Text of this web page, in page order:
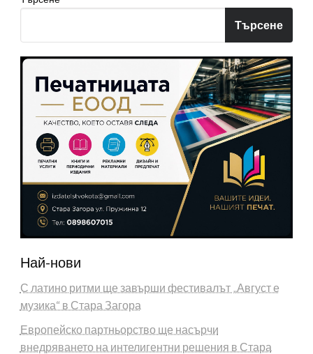
Търсене
Най-нови
С латино ритми ще завърши фестивалът „Август е
музика“ в Стара Загора
Европейско партньорство ще насърчи
внедряването на интелигентни решения в Стара